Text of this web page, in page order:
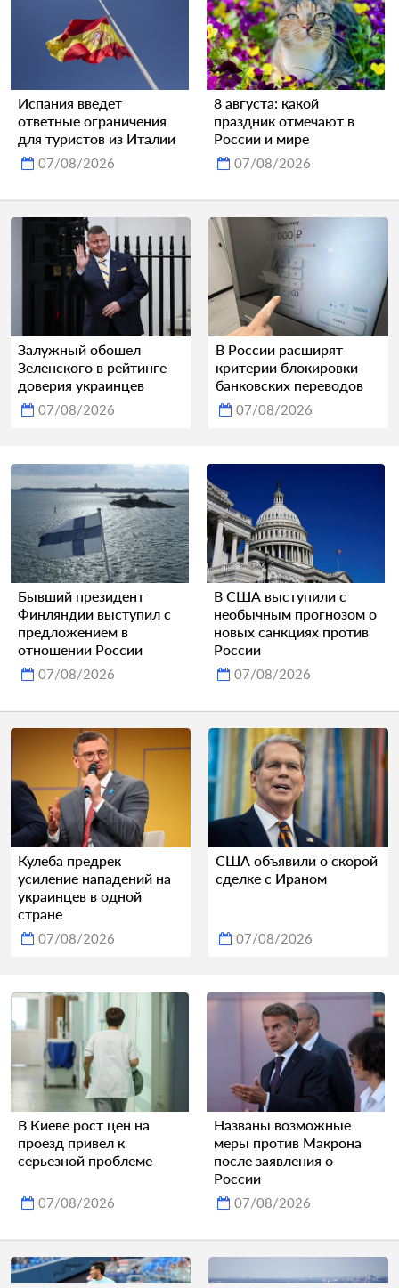
Испания введет
ответные ограничения
для туристов из Италии
07/08/2026
8 августа: какой
праздник отмечают в
России и мире
07/08/2026
Залужный обошел
Зеленского в рейтинге
доверия украинцев
07/08/2026
В России расширят
критерии блокировки
банковских переводов
07/08/2026
Бывший президент
Финляндии выступил с
предложением в
отношении России
07/08/2026
В США выступили с
необычным прогнозом о
новых санкциях против
России
07/08/2026
Кулеба предрек
усиление нападений на
украинцев в одной
стране
07/08/2026
США объявили о скорой
сделке с Ираном
07/08/2026
В Киеве рост цен на
проезд привел к
серьезной проблеме
07/08/2026
Названы возможные
меры против Макрона
после заявления о
России
07/08/2026